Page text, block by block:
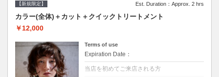
【新規限定】 Est. Duration：Approx. 2 hrs
カラー(全体)＋カット＋クイックトリートメント
￥12,000
Terms of use
Expiration Date：
当店を初めてご来店される方